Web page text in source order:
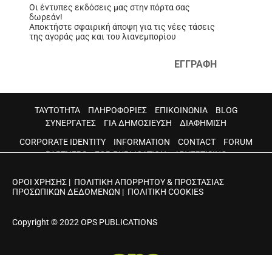
Οι έντυπες εκδόσεις μας στην πόρτα σας
δωρεάν!
Αποκτήστε σφαιρική άποψη για τις νέες τάσεις
της αγοράς μας και του λιανεμπορίου
ΕΓΓΡΑΦΗ
ΤΑΥΤΟΤΗΤΑ ΠΛΗΡΟΦΟΡΙΕΣ ΕΠΙΚΟΙΝΩΝΙΑ
BLOG
ΣΥΝΕΡΓΑΤΕΣ
ΓΙΑ ΔΗΜΟΣΙΕΥΣΗ
ΔΙΑΦΗΜΙΣΗ
CORPORATE IDENTITY
INFORMATION CONTACT
FORUM
PARTNERS
FOR PUBLICATION ADVERTISING
ΟΡΟΙ ΧΡΗΣΗΣ | ΠΟΛΙΤΙΚΗ ΑΠΟΡΡΗΤΟΥ & ΠΡΟΣΤΑΣΙΑΣ
ΠΡΟΣΩΠΙΚΩΝ ΔΕΔΟΜΕΝΩΝ | ΠΟΛΙΤΙΚΗ COOKIES
Copyright © 2022 OPS PUBLICATIONS